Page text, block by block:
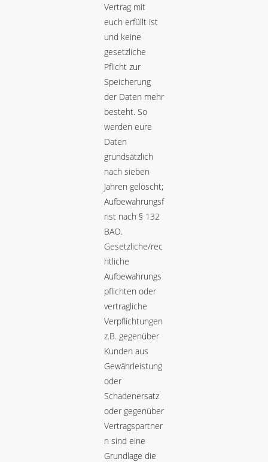
Vertrag mit
euch erfüllt ist
und keine
gesetzliche
Pflicht zur
Speicherung
der Daten mehr
besteht. So
werden eure
Daten
grundsätzlich
nach sieben
Jahren gelöscht;
Aufbewahrungsf
rist nach § 132
BAO.
Gesetzliche/rec
htliche
Aufbewahrungs
pflichten oder
vertragliche
Verpflichtungen
z.B. gegenüber
Kunden aus
Gewährleistung
oder
Schadenersatz
oder gegenüber
Vertragspartner
n sind eine
Grundlage die